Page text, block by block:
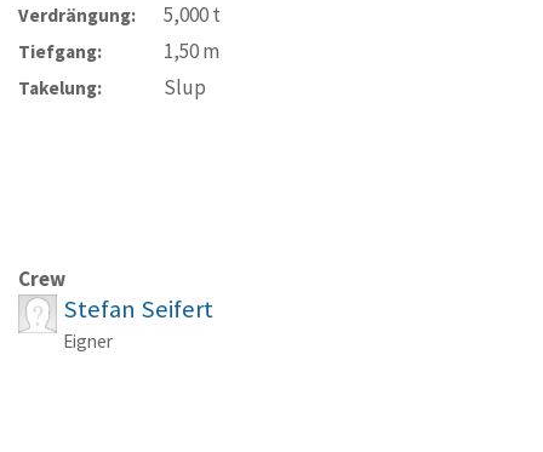
Verdrängung: 5,000t
Tiefgang: 1,50m
Takelung: Slup
Crew
Stefan Seifert
Eigner